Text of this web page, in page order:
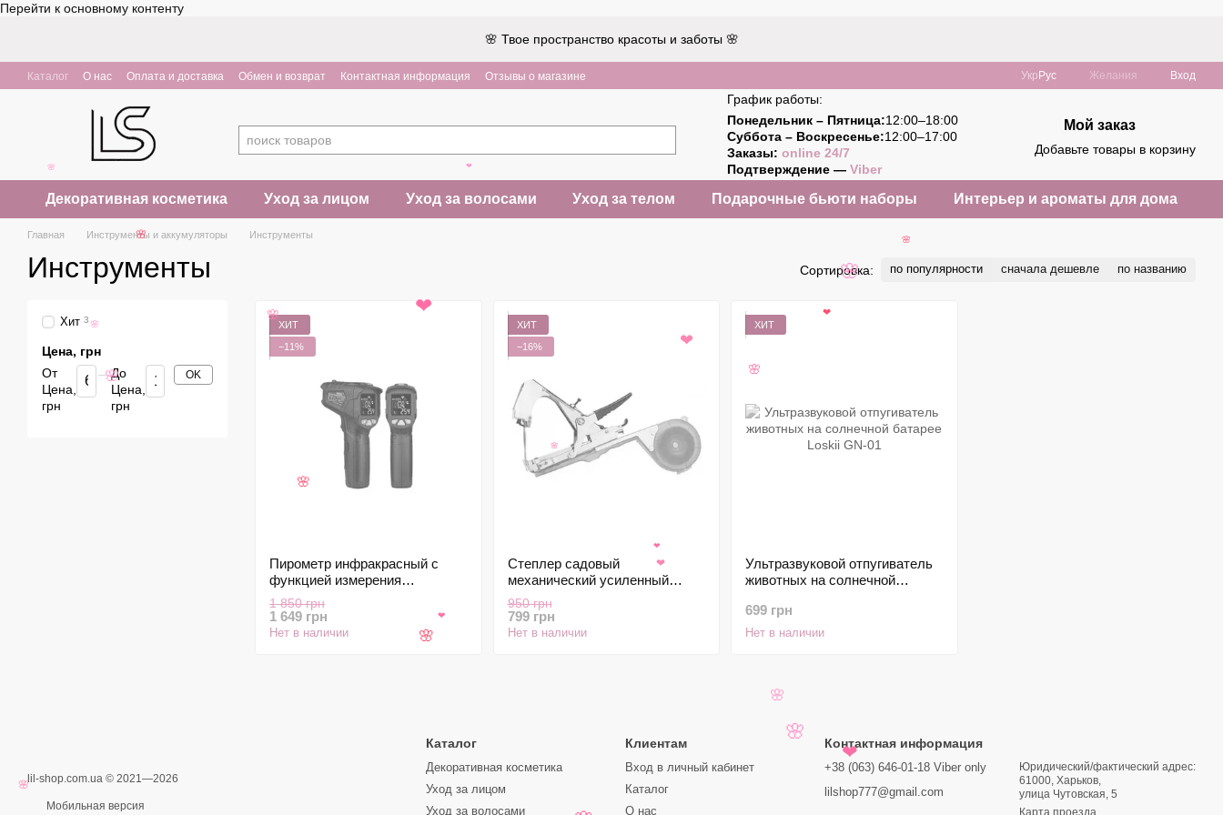
Перейти к основному контенту
🌸 Твое пространство красоты и заботы 🌸
Каталог О нас Оплата и доставка Обмен и возврат Контактная информация Отзывы о магазине Укр Рус Желания Вход
График работы:
Понедельник – Пятница:12:00–18:00
Суббота – Воскресенье:12:00–17:00
Заказы: online 24/7
Подтверждение — Viber
Мой заказ
Добавьте товары в корзину
Декоративная косметика Уход за лицом Уход за волосами Уход за телом Подарочные бьюти наборы Интерьер и ароматы для дома
Главная Инструменты и аккумуляторы Инструменты
Инструменты Сортировка: по популярности сначала дешевле по названию
ХИТ
−11%
Пирометр инфракрасный с
функцией измерения
влажности MESTEK IR02C
1 850 грн
1 649 грн
Нет в наличии
ХИТ
−16%
Степлер садовый
механический усиленный
Heinrich для подвязки
растений винограда, овощей,
цветов
950 грн
799 грн
Нет в наличии
ХИТ
Ультразвуковой отпугиватель
животных на солнечной
699 грн
Нет в наличии
Хит 3
Цена, грн
От
Цена,
грн
До
Цена,
грн
OK
lil-shop.com.ua © 2021—2026
Мобильная версия
Каталог
Декоративная косметика
Уход за лицом
Уход за волосами
Клиентам
Вход в личный кабинет
Каталог
О нас
Контактная информация
+38 (063) 646-01-18 Viber only
lilshop777@gmail.com
Юридический/фактический адрес:
61000, Харьков,
улица Чутовская, 5
Карта проезда
🌸
❤
🌸
❤
🌸
🌸
🌸
🌸
🌸
❤
🌸
🌸
🌸
🌸 🌸
🌸
🌸
❤